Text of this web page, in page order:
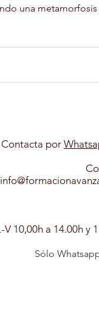
PSICOLOGIA
CANINA
una metamorfosis
Contacta por
V 10,00h a 14.00h y
Sólo